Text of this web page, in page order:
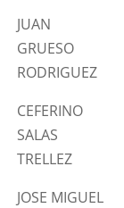
JUAN
GRUESO
RODRIGUEZ
CEFERINO
SALAS
TRELLEZ
JOSE MIGUEL